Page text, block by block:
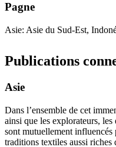
Pagne
Asie: Asie du Sud-Est,
Publications
Asie
Dans l’ensemble de cet
ainsi que les explorateurs, les
sont mutuellement influencés
traditions textiles aussi riches